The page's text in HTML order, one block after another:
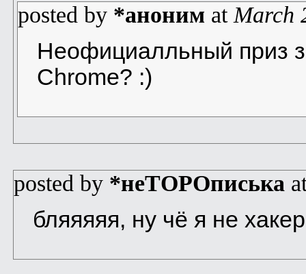
posted by *аноним at March
Неофициалльный приз
Chrome? :)
posted by *неТОРОписька
бляяяяя, ну чё я не хакер